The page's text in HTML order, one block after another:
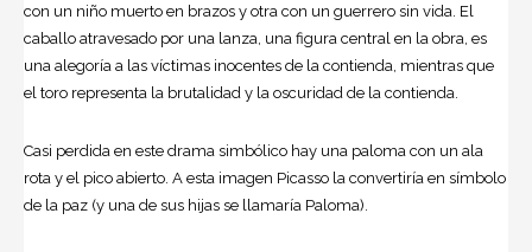
con un niño muerto en brazos y otra con un guerrero sin vida. El
caballo atravesado por una lanza, una figura central en la obra, es
una alegoría a las víctimas inocentes de la contienda, mientras que
el toro representa la brutalidad y la oscuridad de la contienda.
Casi perdida en este drama simbólico hay una paloma con un ala
rota y el pico abierto. A esta imagen Picasso la convertiría en símbolo
de la paz (y una de sus hijas se llamaría Paloma).